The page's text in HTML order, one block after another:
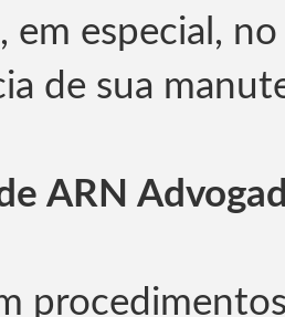
em especial,
de sua
ARN